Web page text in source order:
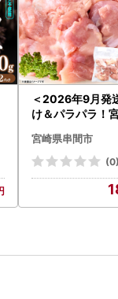
＜2026年9月発
け＆パラパラ！
-009-2609
宮崎県串間市
(0)